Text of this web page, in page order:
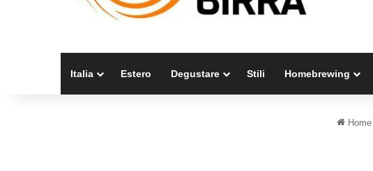
Italia Estero Degustare Stili Homebrewing
Home